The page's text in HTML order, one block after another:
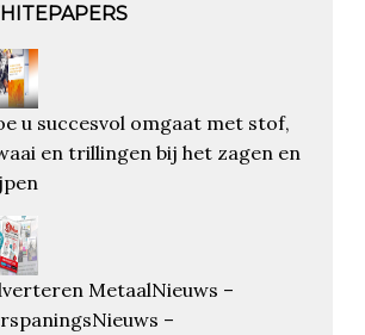
u succesvol omgaat met stof,
en trillingen bij het zagen en
MetaalNieuws –
–